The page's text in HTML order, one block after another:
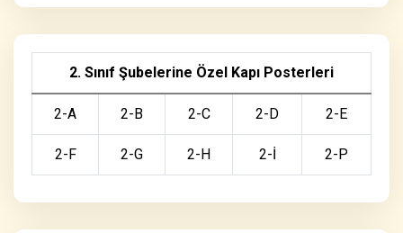
2. Sınıf Şubelerine Özel Kapı Posterleri
2-A 2-B 2-C 2-D 2-E
2-F 2-G 2-H 2-İ 2-P